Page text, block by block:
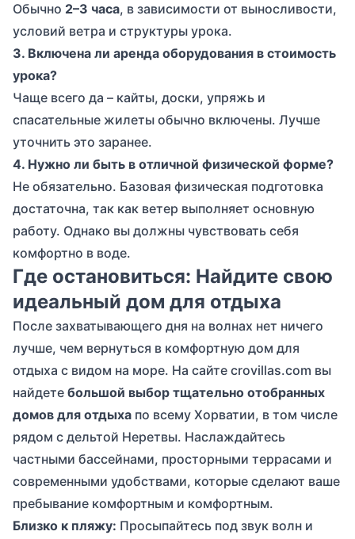
Обычно 2–3 часа, в зависимости от выносливости,
условий ветра и структуры урока.
3. Включена ли аренда оборудования в стоимость
урока?
Чаще всего да – кайты, доски, упряжь и
спасательные жилеты обычно включены. Лучше
уточнить это заранее.
4. Нужно ли быть в отличной физической форме?
Не обязательно. Базовая физическая подготовка
достаточна, так как ветер выполняет основную
работу. Однако вы должны чувствовать себя
комфортно в воде.
Где остановиться: Найдите свою
идеальный дом для отдыха
После захватывающего дня на волнах нет ничего
лучше, чем вернуться в комфортную дом для
отдыха с видом на море. На сайте crovillas.com вы
найдете большой выбор тщательно отобранных
домов для отдыха по всему Хорватии, в том числе
рядом с дельтой Неретвы. Наслаждайтесь
частными бассейнами, просторными террасами и
современными удобствами, которые сделают ваше
пребывание комфортным и комфортным.
Близко к пляжу: Просыпайтесь под звук волн и